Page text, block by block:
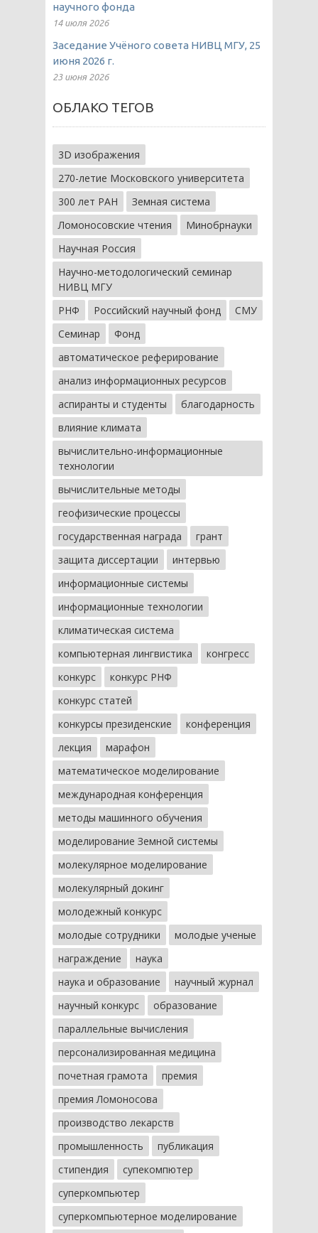
научного фонда
14 июля 2026
Заседание Учёного совета НИВЦ МГУ, 25
июня 2026 г.
23 июня 2026
ОБЛАКО ТЕГОВ
3D изображения
270-летие Московского университета
300 лет РАН
Земная система
Ломоносовские чтения
Минобрнауки
Научная Россия
Научно-методологический семинар
НИВЦ МГУ
РНФ
Российский научный фонд
СМУ
Семинар
Фонд
автоматическое реферирование
анализ информационных ресурсов
аспиранты и студенты
благодарность
влияние климата
вычислительно-информационные
технологии
вычислительные методы
геофизические процессы
государственная награда
грант
защита диссертации
интервью
информационные системы
информационные технологии
климатическая система
компьютерная лингвистика
конгресс
конкурс
конкурс РНФ
конкурс статей
конкурсы президенские
конференция
лекция
марафон
математическое моделирование
международная конференция
методы машинного обучения
моделирование Земной системы
молекулярное моделирование
молекулярный докинг
молодежный конкурс
молодые сотрудники
молодые ученые
награждение
наука
наука и образование
научный журнал
научный конкурс
образование
параллельные вычисления
персонализированная медицина
почетная грамота
премия
премия Ломоносова
производство лекарств
промышленность
публикация
стипендия
супекомпютер
суперкомпьютер
суперкомпьютерное моделирование